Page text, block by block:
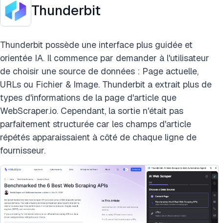
Thunderbit
Thunderbit possède une interface plus guidée et
orientée IA. Il commence par demander à l'utilisateur
de choisir une source de données : Page actuelle,
URLs ou Fichier & Image. Thunderbit a extrait plus de
types d'informations de la page d'article que
WebScraper.io. Cependant, la sortie n'était pas
parfaitement structurée car les champs d'article
répétés apparaissaient à côté de chaque ligne de
fournisseur.